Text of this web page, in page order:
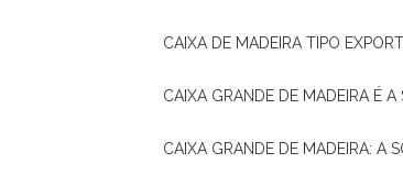
CAIXA DE MADEIRA TIPO
CAIXA GRANDE DE MADEIRA É
CAIXA GRANDE DE MADEIRA: